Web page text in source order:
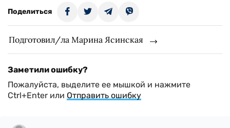
Поделиться
Подготовил/ла Марина Ясинская
Заметили ошибку?
Пожалуйста, выделите ее мышкой и нажмите
Ctrl+Enter или Отправить ошибку